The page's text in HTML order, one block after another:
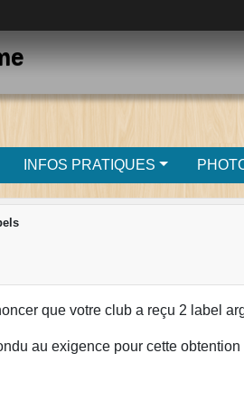
INFOS PRATIQUES
que votre club a reçu 2 label
au exigence pour cette